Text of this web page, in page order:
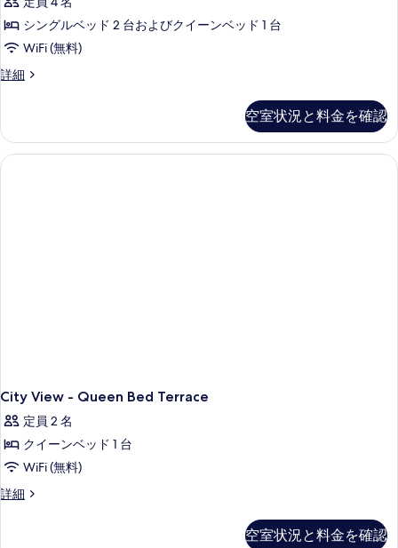
シングルベッド 2 台およびクイーンベッド 1 台
WiFi (無料)
詳細
Ocean
Bed
Single
空室状況と料金を確認
City View - Queen Bed Terrace
定員 2 名
クイーンベッド 1 台
WiFi (無料)
詳細
City
空室状況と料金を確認